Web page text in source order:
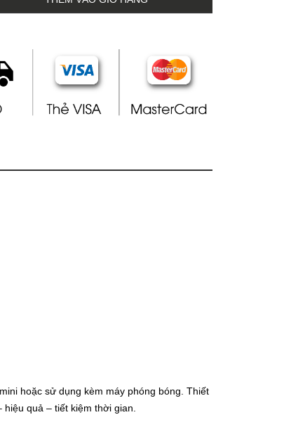
hoặc sử dụng kèm máy phóng bóng. Thiết
quả – tiết kiệm thời gian.